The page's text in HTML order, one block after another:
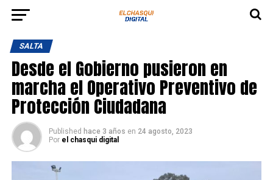
SALTA
Desde el Gobierno pusieron en
marcha el Operativo Preventivo de
Protección Ciudadana
Published hace 3 años en 24 agosto, 2023
Por el chasqui digital